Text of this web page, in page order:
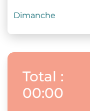
Dimanche
Total :
00:00